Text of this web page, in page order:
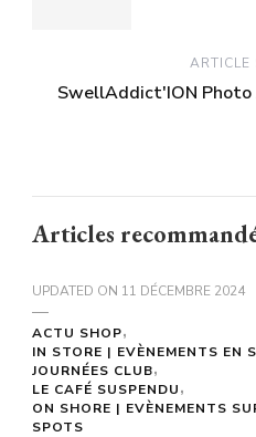
ARTICLE
SwellAddict'ION Photo
Articles
UPDATED ON 11 DÉCEMBRE 2024
ACTU SHOP
IN STORE | EVÈNEMENTS EN
JOURNÉES CLUB
LE CAFÉ SUSPENDU
ON SHORE | EVÈNEMENTS
SPOTS